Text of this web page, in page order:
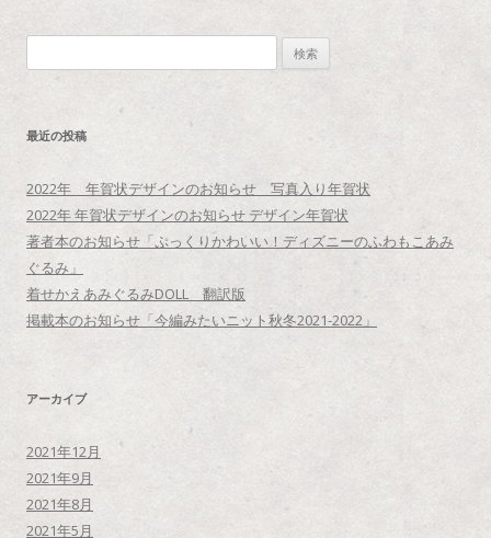
索
最近の投稿
2022年 年賀状デザインのお知らせ 写真入り年賀状
2022年 年賀状デザインのお知らせ デザイン年賀状
著者本のお知らせ「ぷっくりかわいい！ディズニーのふわもこあみ
ぐるみ」
着せかえあみぐるみDOLL 翻訳版
掲載本のお知らせ「今編みたいニット秋冬2021-2022」
アーカイブ
2021年12月
2021年9月
2021年8月
2021年5月